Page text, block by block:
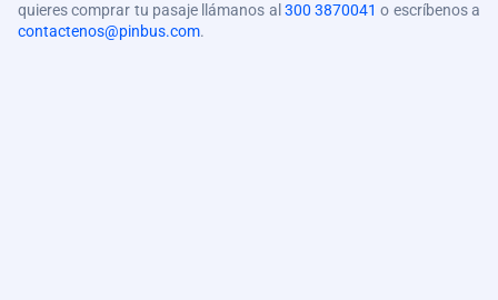
quieres comprar tu pasaje llámanos al 300 3870041 o escríbenos a
contactenos@pinbus.com.